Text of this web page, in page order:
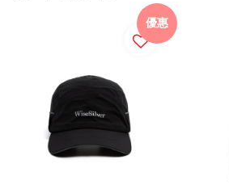
優惠